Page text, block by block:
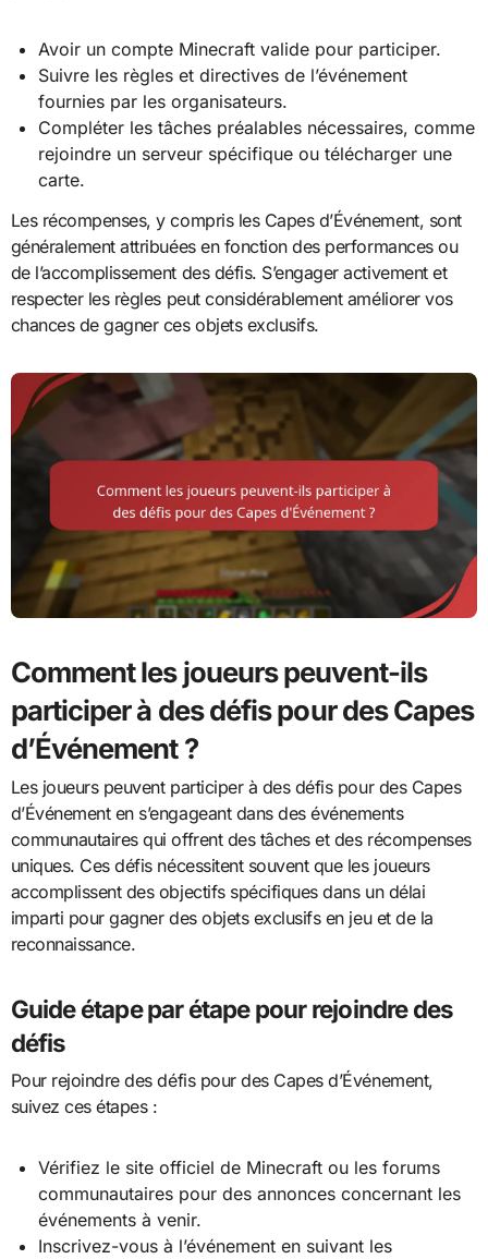
Avoir un compte Minecraft valide pour participer.
Suivre les règles et directives de l’événement
fournies par les organisateurs.
Compléter les tâches préalables nécessaires, comme
rejoindre un serveur spécifique ou télécharger une
carte.
Les récompenses, y compris les Capes d’Événement, sont
généralement attribuées en fonction des performances ou
de l’accomplissement des défis. S’engager activement et
respecter les règles peut considérablement améliorer vos
chances de gagner ces objets exclusifs.
Comment les joueurs peuvent-ils
participer à des défis pour des Capes
d’Événement ?
Les joueurs peuvent participer à des défis pour des Capes
d’Événement en s’engageant dans des événements
communautaires qui offrent des tâches et des récompenses
uniques. Ces défis nécessitent souvent que les joueurs
accomplissent des objectifs spécifiques dans un délai
imparti pour gagner des objets exclusifs en jeu et de la
reconnaissance.
Guide étape par étape pour rejoindre des
défis
Pour rejoindre des défis pour des Capes d’Événement,
suivez ces étapes :
Vérifiez le site officiel de Minecraft ou les forums
communautaires pour des annonces concernant les
événements à venir.
Inscrivez-vous à l’événement en suivant les